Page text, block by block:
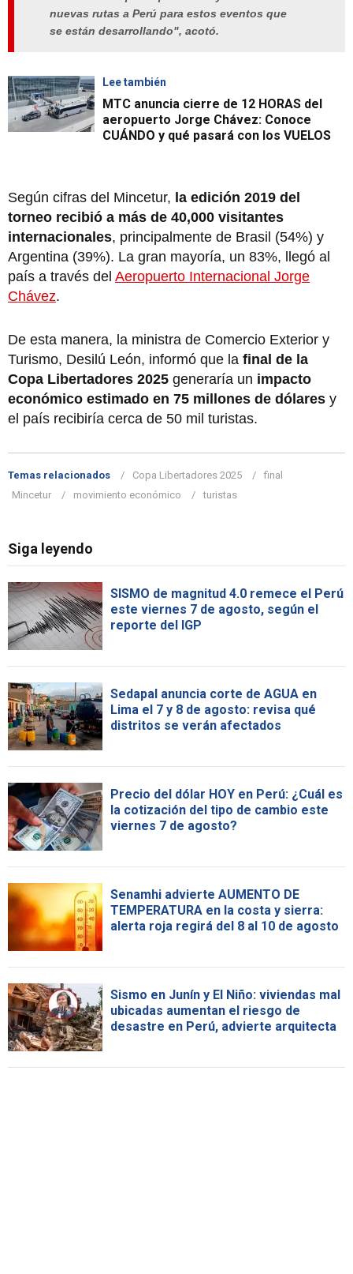
nuevas rutas a Perú para estos eventos que
se están desarrollando", acotó.
Lee también
MTC anuncia cierre de 12 HORAS del
aeropuerto Jorge Chávez: Conoce
CUÁNDO y qué pasará con los VUELOS
Según cifras del Mincetur, la edición 2019 del
torneo recibió a más de 40,000 visitantes
internacionales, principalmente de Brasil (54%) y
Argentina (39%). La gran mayoría, un 83%, llegó al
país a través del Aeropuerto Internacional Jorge
Chávez.
De esta manera, la ministra de Comercio Exterior y
Turismo, Desilú León, informó que la final de la
Copa Libertadores 2025 generaría un impacto
económico estimado en 75 millones de dólares y
el país recibiría cerca de 50 mil turistas.
Temas relacionados Copa Libertadores 2025
final
Mincetur
movimiento económico turistas
Siga leyendo
SISMO de magnitud 4.0 remece el Perú
este viernes 7 de agosto, según el
reporte del IGP
Sedapal anuncia corte de AGUA en
Lima el 7 y 8 de agosto: revisa qué
distritos se verán afectados
Precio del dólar HOY en Perú: ¿Cuál es
la cotización del tipo de cambio este
viernes 7 de agosto?
Senamhi advierte AUMENTO DE
TEMPERATURA en la costa y sierra:
alerta roja regirá del 8 al 10 de agosto
Sismo en Junín y El Niño: viviendas mal
ubicadas aumentan el riesgo de
desastre en Perú, advierte arquitecta